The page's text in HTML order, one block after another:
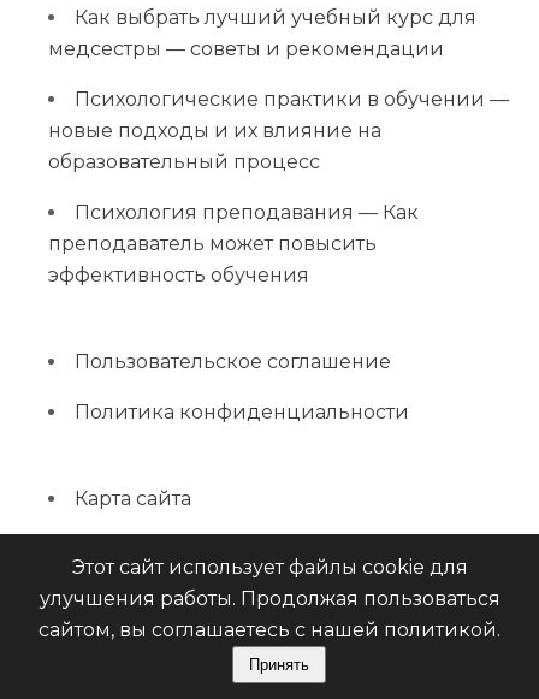
Как выбрать лучший учебный курс для
медсестры — советы и рекомендации
Психологические практики в обучении —
новые подходы и их влияние на
образовательный процесс
Психология преподавания — Как
преподаватель может повысить
эффективность обучения
Пользовательское соглашение
Политика конфиденциальности
Карта сайта
Этот сайт использует файлы cookie для
улучшения работы. Продолжая пользоваться
сайтом, вы соглашаетесь с нашей политикой.
Принять
ExamMaster. Все права защищены
Тема от Grace Themes